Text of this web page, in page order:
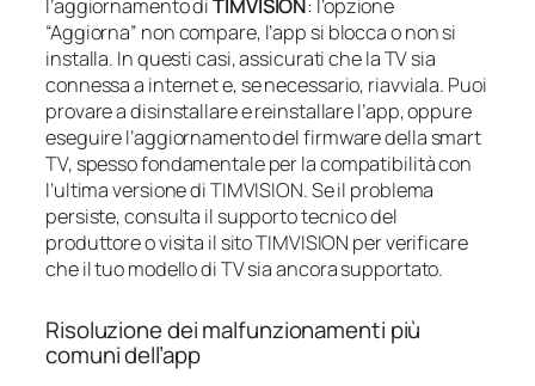
l’aggiornamento diTIMVISION: l’opzione
“Aggiorna” non compare, l’app si blocca o non si
installa. In questi casi, assicurati che la TV sia
connessa a internet e, se necessario, riavviala. Puoi
provare a disinstallare e reinstallare l’app, oppure
eseguire l’aggiornamento del firmware della smart
TV, spesso fondamentale per la compatibilità con
l’ultima versione di TIMVISION. Se il problema
persiste, consulta il supporto tecnico del
produttore o visita il sito TIMVISION per verificare
che il tuo modello di TV sia ancora supportato.
Risoluzione dei malfunzionamenti più
comuni dell’app